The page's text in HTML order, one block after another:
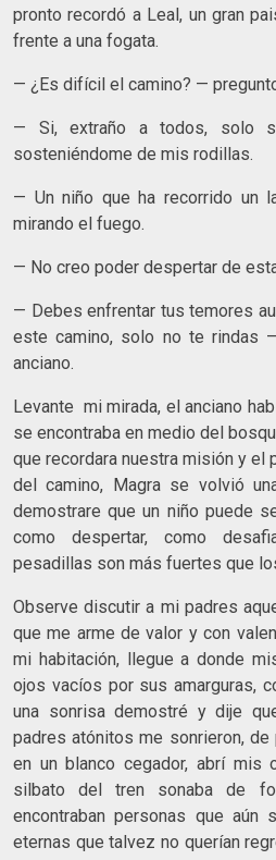
pronto recordó a Leal, un gran
frente a una fogata.
— ¿Es difícil el camino? —
— Si, extraño a todos, solo
sosteniéndome de mis rodillas.
— Un niño que ha recorrido un
mirando el fuego.
— No creo poder despertar de
— Debes enfrentar tus temores
este camino, solo no te rindas
anciano.
Levante mi mirada, el anciano
se encontraba en medio del
que recordara nuestra misión y el
del camino, Magra se volvió
demostrare que un niño puede
como despertar, como
pesadillas son más fuertes que
Observe discutir a mi padres
que me arme de valor y con
mi habitación, llegue a donde
ojos vacíos por sus amarguras,
una sonrisa demostré y dije
padres atónitos me sonrieron,
en un blanco cegador, abrí mis
silbato del tren sonaba de
encontraban personas que aún
eternas que talvez no querían